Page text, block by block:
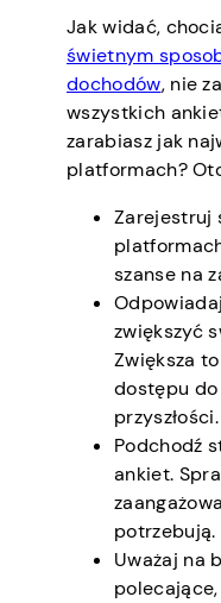
Jak widać,
świetnym
dochodów, nie
wszystkich
zarabiasz jak
platformach?
Zarejestruj
szanse na
zwiększyć
Zwiększa
dostępu do
przyszłości.
Podchodź
ankiet.
potrzebują.
Uważaj na